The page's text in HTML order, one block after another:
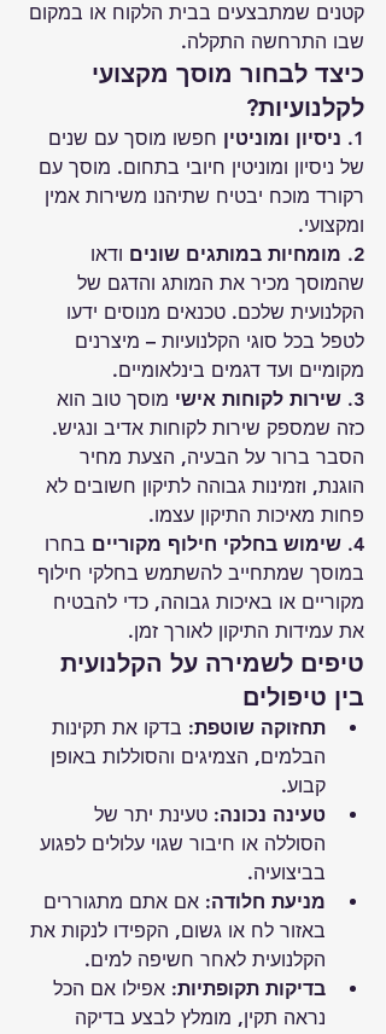
קטנים שמתבצעים בבית הלקוח או במקום
שבו התרחשה התקלה.
כיצד לבחור מוסך מקצועי
לקלנועיות?
1. ניסיון ומוניטין
חפשו מוסך עם שנים
של ניסיון ומוניטין חיובי בתחום. מוסך עם
רקורד מוכח יבטיח שתיהנו משירות אמין
ומקצועי.
2. מומחיות במותגים שונים
ודאו
שהמוסך מכיר את המותג והדגם של
הקלנועית שלכם. טכנאים מנוסים ידעו
לטפל בכל סוגי הקלנועיות – מיצרנים
מקומיים ועד דגמים בינלאומיים.
3. שירות לקוחות אישי
מוסך טוב הוא
כזה שמספק שירות לקוחות אדיב ונגיש.
הסבר ברור על הבעיה, הצעת מחיר
הוגנת, וזמינות גבוהה לתיקון חשובים לא
פחות מאיכות התיקון עצמו.
4. שימוש בחלקי חילוף מקוריים
בחרו
במוסך שמתחייב להשתמש בחלקי חילוף
מקוריים או באיכות גבוהה, כדי להבטיח
את עמידות התיקון לאורך זמן.
טיפים לשמירה על הקלנועית
בין טיפולים
תחזוקה שוטפת: בדקו את תקינות
הבלמים, הצמיגים והסוללות באופן
קבוע.
טעינה נכונה: טעינת יתר של
הסוללה או חיבור שגוי עלולים לפגוע
בביצועיה.
מניעת חלודה: אם אתם מתגוררים
באזור לח או גשום, הקפידו לנקות את
הקלנועית לאחר חשיפה למים.
בדיקות תקופתיות: אפילו אם הכל
נראה תקין, מומלץ לבצע בדיקה